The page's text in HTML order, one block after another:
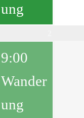
ung
9:00
Wander
ung